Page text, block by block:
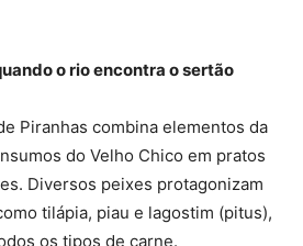
o rio encontra o sertão
Piranhas combina elementos da
do Velho Chico em pratos
Diversos peixes protagonizam
tilápia, piau e lagostim (pitus),
os tipos de carne.